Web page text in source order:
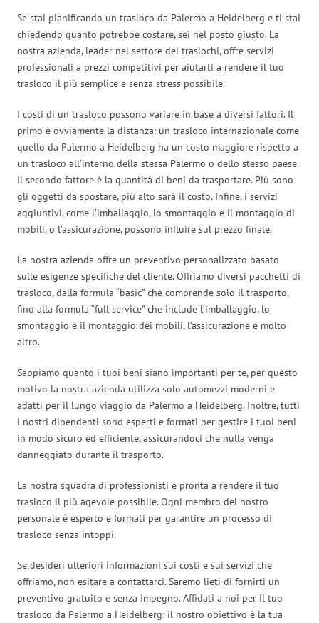
Se stai pianificando un trasloco da Palermo a Heidelberg e ti stai
chiedendo quanto potrebbe costare, sei nel posto giusto. La
nostra azienda, leader nel settore dei traslochi, offre servizi
professionali a prezzi competitivi per aiutarti a rendere il tuo
trasloco il più semplice e senza stress possibile.
I costi di un trasloco possono variare in base a diversi fattori. Il
primo è ovviamente la distanza: un trasloco internazionale come
quello da Palermo a Heidelberg ha un costo maggiore rispetto a
un trasloco all’interno della stessa Palermo o dello stesso paese.
Il secondo fattore è la quantità di beni da trasportare. Più sono
gli oggetti da spostare, più alto sarà il costo. Infine, i servizi
aggiuntivi, come l’imballaggio, lo smontaggio e il montaggio di
mobili, o l’assicurazione, possono influire sul prezzo finale.
La nostra azienda offre un preventivo personalizzato basato
sulle esigenze specifiche del cliente. Offriamo diversi pacchetti di
trasloco, dalla formula “basic” che comprende solo il trasporto,
fino alla formula “full service” che include l’imballaggio, lo
smontaggio e il montaggio dei mobili, l’assicurazione e molto
altro.
Sappiamo quanto i tuoi beni siano importanti per te, per questo
motivo la nostra azienda utilizza solo automezzi moderni e
adatti per il lungo viaggio da Palermo a Heidelberg. Inoltre, tutti
i nostri dipendenti sono esperti e formati per gestire i tuoi beni
in modo sicuro ed efficiente, assicurandoci che nulla venga
danneggiato durante il trasporto.
La nostra squadra di professionisti è pronta a rendere il tuo
trasloco il più agevole possibile. Ogni membro del nostro
personale è esperto e formati per garantire un processo di
trasloco senza intoppi.
Se desideri ulteriori informazioni sui costi e sui servizi che
offriamo, non esitare a contattarci. Saremo lieti di fornirti un
preventivo gratuito e senza impegno. Affidati a noi per il tuo
trasloco da Palermo a Heidelberg: il nostro obiettivo è la tua